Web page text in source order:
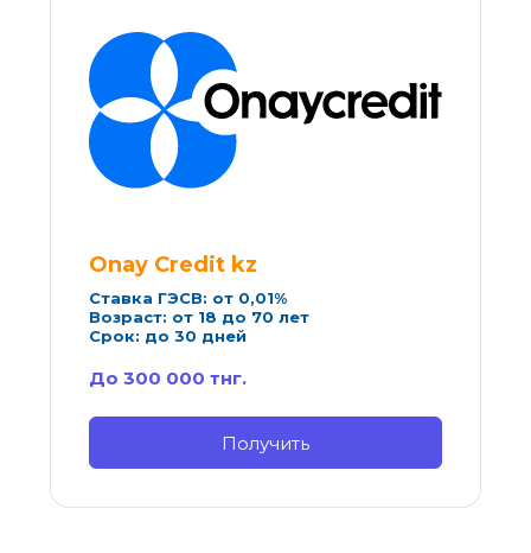
Onay Credit kz
Ставка ГЭСВ: от 0,01%
Возраст: от 18 до 70 лет
Срок: до 30 дней
До 300 000 тнг.
Получить